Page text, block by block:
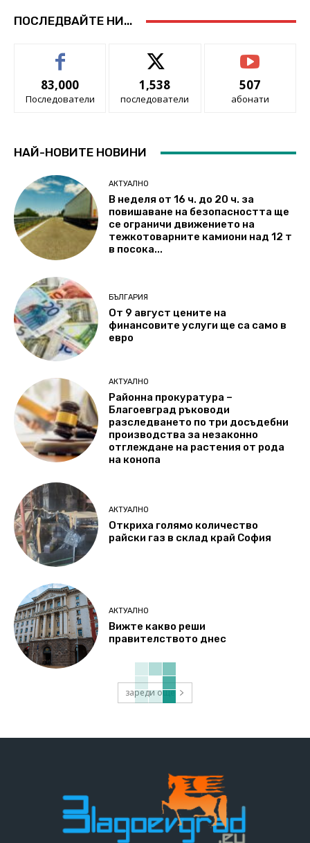
ПОСЛЕДВАЙТЕ НИ...
83,000
Последователи
1,538
последователи
507
абонати
НАЙ-НОВИТЕ НОВИНИ
АКТУАЛНО
В неделя от 16 ч. до 20 ч. за
повишаване на безопасността ще
се ограничи движението на
тежкотоварните камиони над 12 т
в посока...
БЪЛГАРИЯ
От 9 август цените на
финансовите услуги ще са само в
евро
АКТУАЛНО
Районна прокуратура –
Благоевград ръководи
разследването по три досъдебни
производства за незаконно
отглеждане на растения от рода
на конопа
АКТУАЛНО
Откриха голямо количество
райски газ в склад край София
АКТУАЛНО
Вижте какво реши
правителството днес
зареди още